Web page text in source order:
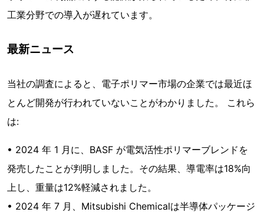
工業分野での導入が遅れています。
最新ニュース
当社の調査によると、電子ポリマー市場の企業では最近ほ
とんど開発が行われていないことがわかりました。 これら
は:
• 2024 年 1 月に、BASF が電気活性ポリマーブレンドを
発売したことが判明しました。その結果、導電率は18%向
上し、重量は12%軽減されました。
• 2024 年 7 月、Mitsubishi Chemicalは半導体パッケージ